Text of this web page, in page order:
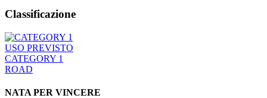
Classificazione
USO PREVISTO
CATEGORY 1
ROAD
NATA PER VINCERE